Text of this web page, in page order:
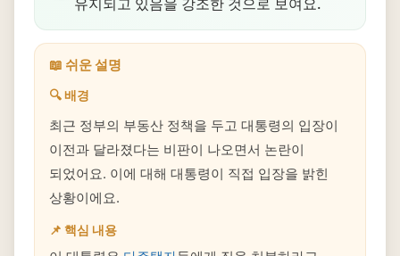
유지되고 있음을 강조한 것으로 보여요.
📖 쉬운 설명
🔍 배경
최근 정부의 부동산 정책을 두고 대통령의 입장이
이전과 달라졌다는 비판이 나오면서 논란이
되었어요. 이에 대해 대통령이 직접 입장을 밝힌
상황이에요.
📌 핵심 내용